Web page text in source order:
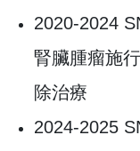
2020-2024
腎臟腫瘤施
除治療
2024-2025